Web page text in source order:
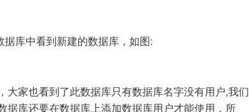
据库中看到新建的数据库，如图:
大家也看到了此数据库只有数据库名字没有用户,我们
据库还要在数据库上添加数据库用户才能使用，所